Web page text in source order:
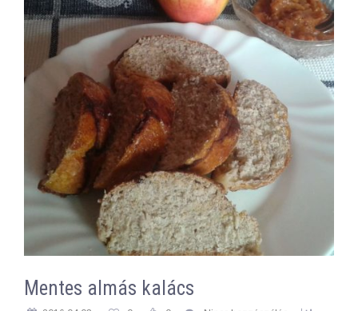
Mentes almás kalács